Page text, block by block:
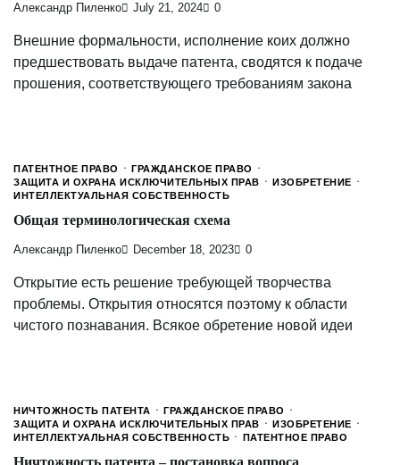
Александр Пиленко July 21, 2024 0
Внешние формальности, исполнение коих должно
предшествовать выдаче патента, сводятся к подаче
прошения, соответствующего требованиям закона
ПАТЕНТНОЕ ПРАВО
ГРАЖДАНСКОЕ ПРАВО
ЗАЩИТА И ОХРАНА ИСКЛЮЧИТЕЛЬНЫХ ПРАВ
ИЗОБРЕТЕНИЕ
ИНТЕЛЛЕКТУАЛЬНАЯ СОБСТВЕННОСТЬ
Общая терминологическая схема
Александр Пиленко December 18, 2023 0
Открытие есть решение требующей творчества
проблемы. Открытия относятся поэтому к области
чистого познавания. Всякое обретение новой идеи
НИЧТОЖНОСТЬ ПАТЕНТА
ГРАЖДАНСКОЕ ПРАВО
ЗАЩИТА И ОХРАНА ИСКЛЮЧИТЕЛЬНЫХ ПРАВ
ИЗОБРЕТЕНИЕ
ИНТЕЛЛЕКТУАЛЬНАЯ СОБСТВЕННОСТЬ
ПАТЕНТНОЕ ПРАВО
Ничтожность патента – постановка вопроса